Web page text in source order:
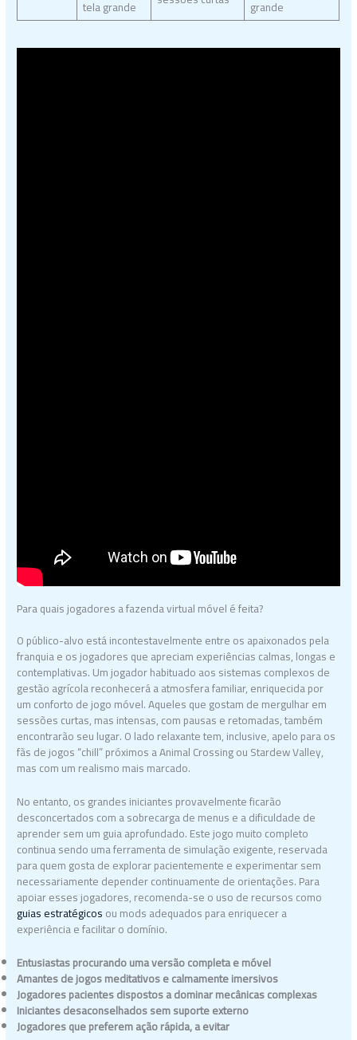
tela grande grande
Para quais jogadores a fazenda virtual móvel é feita?
O público-alvo está incontestavelmente entre os apaixonados pela
franquia e os jogadores que apreciam experiências calmas, longas e
contemplativas. Um jogador habituado aos sistemas complexos de
gestão agrícola reconhecerá a atmosfera familiar, enriquecida por
um conforto de jogo móvel. Aqueles que gostam de mergulhar em
sessões curtas, mas intensas, com pausas e retomadas, também
encontrarão seu lugar. O lado relaxante tem, inclusive, apelo para os
fãs de jogos “chill” próximos a Animal Crossing ou Stardew Valley,
mas com um realismo mais marcado.
No entanto, os grandes iniciantes provavelmente ficarão
desconcertados com a sobrecarga de menus e a dificuldade de
aprender sem um guia aprofundado. Este jogo muito completo
continua sendo uma ferramenta de simulação exigente, reservada
para quem gosta de explorar pacientemente e experimentar sem
necessariamente depender continuamente de orientações. Para
apoiar esses jogadores, recomenda-se o uso de recursos como
guias estratégicosou mods adequados para enriquecer a
experiência e facilitar o domínio.
Entusiastas procurando uma versão completa e móvel
Amantes de jogos meditativos e calmamente imersivos
Jogadores pacientes dispostos a dominar mecânicas complexas
Iniciantes desaconselhados sem suporte externo
Jogadores que preferem ação rápida, a evitar